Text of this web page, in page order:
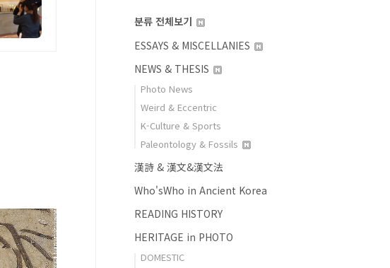
분류 전체보기
ESSAYS & MISCELLANIES
NEWS & THESIS
Photo News
Weird & Eccentric
K-Culture & Sports
Paleontology & Fossils
漢詩 & 漢文&漢文法
Who'sWho in Ancient Korea
READING HISTORY
HERITAGE in PHOTO
DOMESTIC